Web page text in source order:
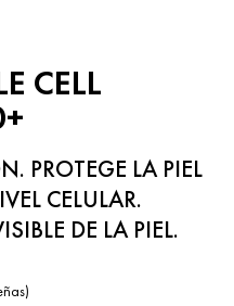
CELL
PROTEGE LA PIEL
CELULAR.
DE LA PIEL.